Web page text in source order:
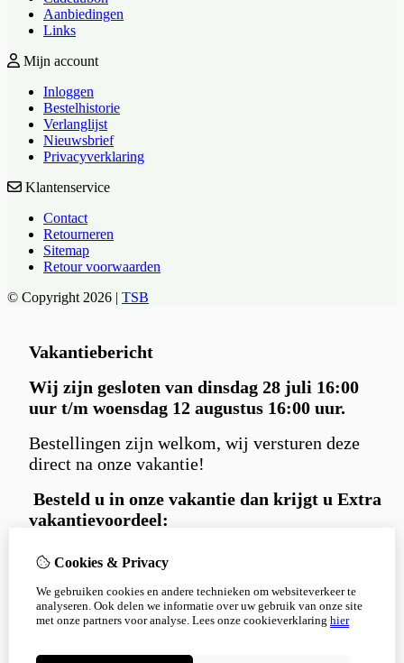
Aanbiedingen
Links
Mijn account
Inloggen
Bestelhistorie
Verlanglijst
Nieuwsbrief
Privacyverklaring
Klantenservice
Contact
Retourneren
Sitemap
Retour voorwaarden
© Copyright 2026 | TSB
Cookies & Privacy
We gebruiken cookies en andere technieken om websiteverkeer te
analyseren. Ook delen we informatie over uw gebruik van onze site
met onze partners voor analyse. Lees onze cookieverklaring hier
Vakantiebericht
Wij zijn gesloten van dinsdag 28 juli 16:00
uur t/m woensdag 12 augustus 16:00 uur.
Bestellingen zijn welkom, wij versturen deze
direct na onze vakantie!
Besteld u in onze vakantie dan krijgt u Extra
vakantievoordeel:
Gratis Carniwell hondensnack extraatje
bij iedere bestelling.
en 5% kortingmet kortingscode:
Korting5%
Bedankt voor je begrip en alvast een fijne